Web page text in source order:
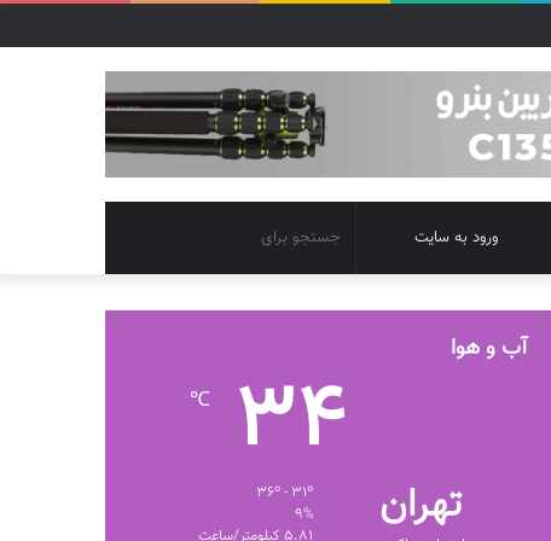
برای
تغییر
پوسته
ورود به سایت
آب و هوا
تهران
34
℃
9%
5.81 کیلومتر/ساعت